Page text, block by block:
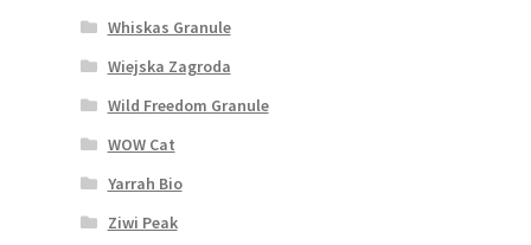
Whiskas Granule
Wiejska Zagroda
Wild Freedom Granule
WOW Cat
Yarrah Bio
Ziwi Peak